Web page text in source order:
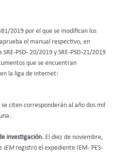
2019 por el que se modifican los
aprueba el manual respectivo, en
PSD- 20/2019 y SRE-PSD-21/2019
que se encuentran
la liga de internet:
citen corresponderán al año dos mil
investigación. El diez de noviembre,
IEM registró el expediente IEM- PES-